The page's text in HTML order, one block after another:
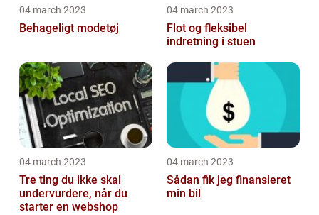
04 march 2023
Behageligt modetøj
04 march 2023
Flot og fleksibel
indretning i stuen
04 march 2023
Tre ting du ikke skal
undervurdere, når du
starter en webshop
04 march 2023
Sådan fik jeg finansieret
min bil